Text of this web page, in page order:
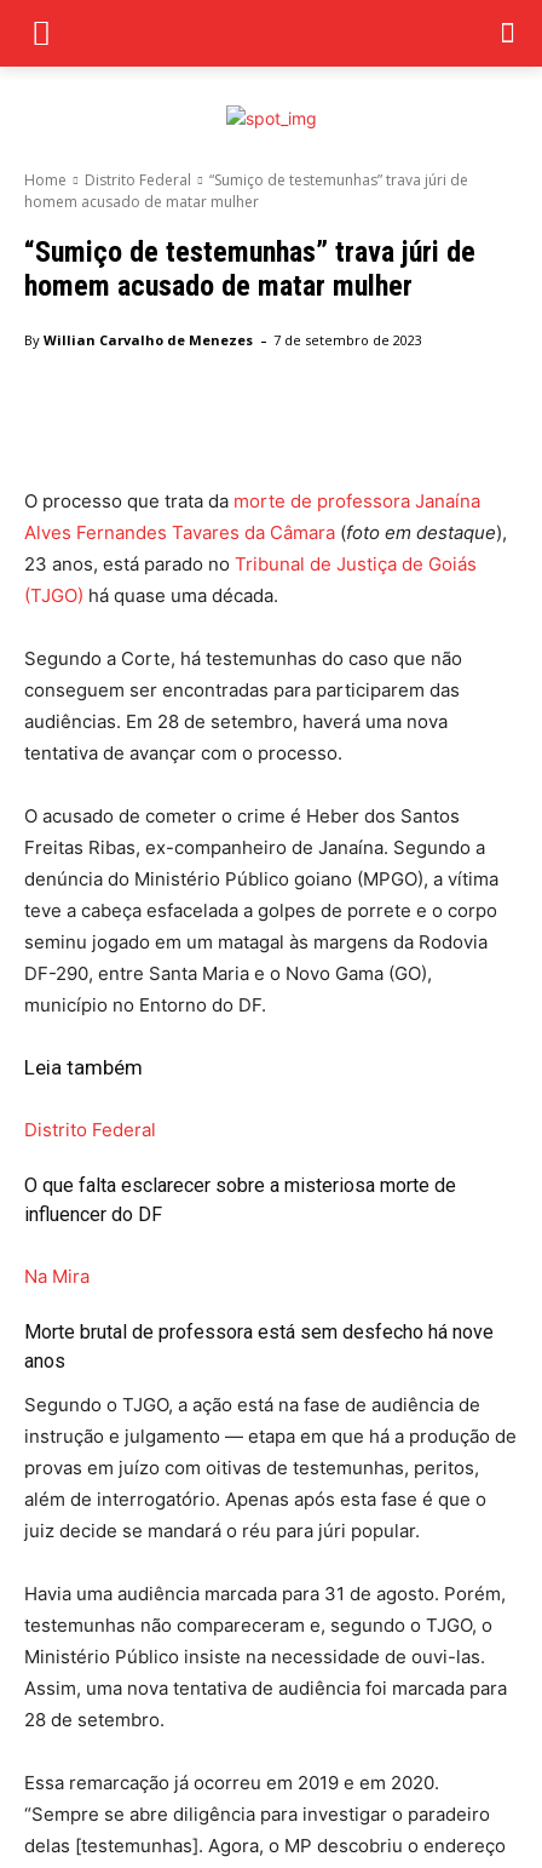
Home Distrito Federal
“Sumiço de testemunhas” trava júri de
homem acusado de matar mulher
“Sumiço de testemunhas” trava júri de
homem acusado de matar mulher
By Willian Carvalho de Menezes - 7 de setembro de 2023
O processo que trata da morte de professora Janaína
Alves Fernandes Tavares da Câmara (foto em destaque),
23 anos, está parado no Tribunal de Justiça de Goiás
(TJGO) há quase uma década.
Segundo a Corte, há testemunhas do caso que não
conseguem ser encontradas para participarem das
audiências. Em 28 de setembro, haverá uma nova
tentativa de avançar com o processo.
O acusado de cometer o crime é Heber dos Santos
Freitas Ribas, ex-companheiro de Janaína. Segundo a
denúncia do Ministério Público goiano (MPGO), a vítima
teve a cabeça esfacelada a golpes de porrete e o corpo
seminu jogado em um matagal às margens da Rodovia
DF-290, entre Santa Maria e o Novo Gama (GO),
município no Entorno do DF.
Leia também
Distrito Federal
O que falta esclarecer sobre a misteriosa morte de
influencer do DF
Na Mira
Morte brutal de professora está sem desfecho há nove
anos
Segundo o TJGO, a ação está na fase de audiência de
instrução e julgamento — etapa em que há a produção de
provas em juízo com oitivas de testemunhas, peritos,
além de interrogatório. Apenas após esta fase é que o
juiz decide se mandará o réu para júri popular.
Havia uma audiência marcada para 31 de agosto. Porém,
testemunhas não compareceram e, segundo o TJGO, o
Ministério Público insiste na necessidade de ouvi-las.
Assim, uma nova tentativa de audiência foi marcada para
28 de setembro.
Essa remarcação já ocorreu em 2019 e em 2020.
“Sempre se abre diligência para investigar o paradeiro
delas [testemunhas]. Agora, o MP descobriu o endereço